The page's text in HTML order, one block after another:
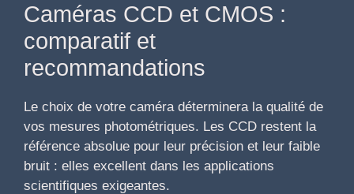
Caméras CCD et CMOS :
comparatif et
recommandations
Le choix de votre caméra déterminera la qualité de
vos mesures photométriques. Les CCD restent la
référence absolue pour leur précision et leur faible
bruit : elles excellent dans les applications
scientifiques exigeantes.